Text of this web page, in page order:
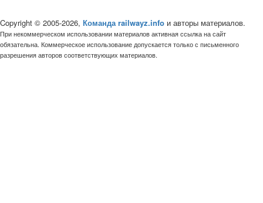
Copyright © 2005-2026, Команда railwayz.info и авторы материалов.
При некоммерческом использовании материалов активная ссылка на сайт
обязательна. Коммерческое использование допускается только с письменного
разрешения авторов соответствующих материалов.